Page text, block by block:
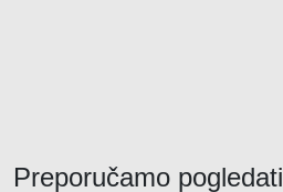
Preporučamo pogledati